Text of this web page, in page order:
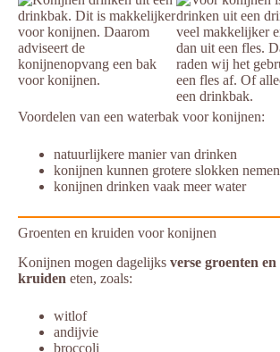
Voordelen van een waterbak voor konijnen:
natuurlijkere manier van drinken
konijnen kunnen grotere slokken nemen
konijnen drinken vaak meer water
Groenten en kruiden voor konijnen
Konijnen mogen dagelijks verse groenten en
kruiden eten, zoals:
witlof
andijvie
broccoli